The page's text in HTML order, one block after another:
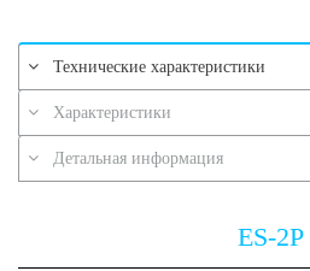
Технические характеристики
Характеристики
Детальная информация
ES-2P